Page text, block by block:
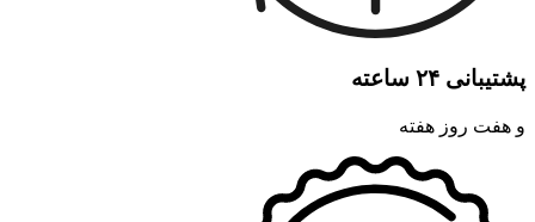
پشتیبانی ۲۴ ساعته
و هفت روز هفته